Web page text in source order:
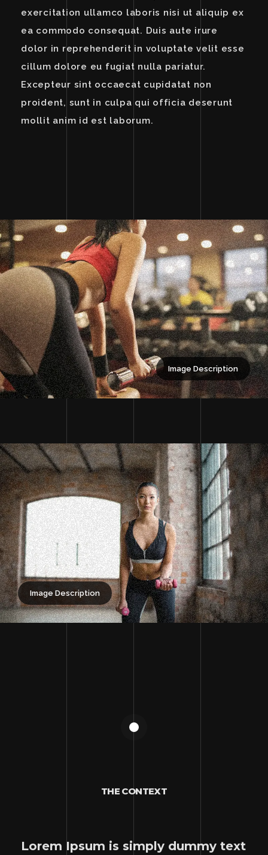
exercitation ullamco laboris nisi ut aliquip ex
ea commodo consequat. Duis aute irure
dolor in reprehenderit in voluptate velit esse
cillum dolore eu fugiat nulla pariatur.
Excepteur sint occaecat cupidatat non
proident, sunt in culpa qui officia deserunt
mollit anim id est laborum.
Image Description
Image Description
THE CONTEXT
Lorem Ipsum is simply dummy text